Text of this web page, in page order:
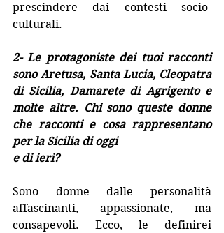
prescindere dai contesti socio-
culturali.
2- Le protagoniste dei tuoi racconti
sono Aretusa, Santa Lucia, Cleopatra
di Sicilia, Damarete di Agrigento e
molte altre. Chi sono queste donne
che racconti e cosa rappresentano
per la Sicilia di oggi
e di ieri?
Sono donne dalle personalità
affascinanti, appassionate, ma
consapevoli. Ecco, le definirei